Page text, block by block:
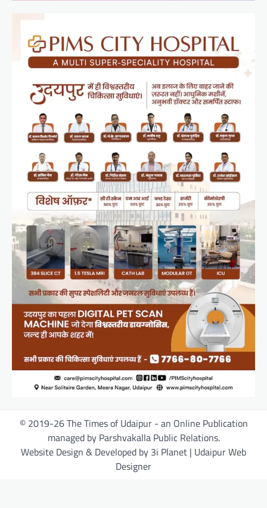
© 2019-26 The Times of Udaipur - an Online Publication
managed by Parshvakalla Public Relations.
Website Design & Developed by 3i Planet | Udaipur Web
Designer